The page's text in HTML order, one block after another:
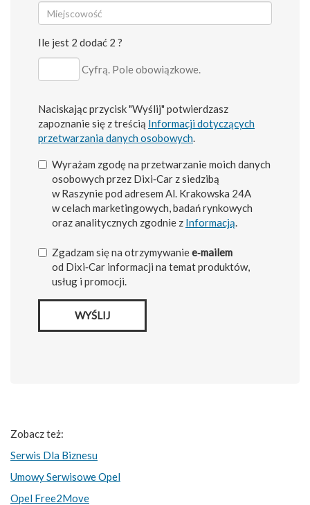
Ile jest 2 dodać 2 ?
Cyfrą. Pole obowiązkowe.
Naciskając przycisk "Wyślij" potwierdzasz
zapoznanie się z treścią Informacji dotyczących
przetwarzania danych osobowych.
Wyrażam zgodę na przetwarzanie moich danych
osobowych przez Dixi‑Car z siedzibą
w Raszynie pod adresem Al. Krakowska 24A
w celach marketingowych, badań rynkowych
oraz analitycznych zgodnie z Informacją.
Zgadzam się na otrzymywaniee‑mailem
od Dixi‑Car informacji na temat produktów,
usług i promocji.
WYŚLIJ
Zobacz też:
Serwis Dla Biznesu
Umowy Serwisowe Opel
Opel Free2Move